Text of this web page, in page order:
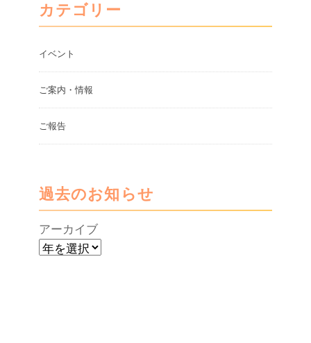
カテゴリー
イベント
ご案内・情報
ご報告
過去のお知らせ
アーカイブ